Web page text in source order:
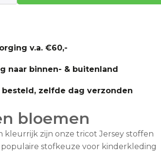
v.a. €60,-
naar binnen- & buitenland
besteld, zelfde dag verzonden
bloemen
kleurrijk zijn onze tricot Jersey stoffen
populaire stofkeuze voor kinderkleding